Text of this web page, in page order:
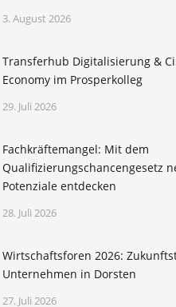
3. August 2026
Transferhub Digitalisierung &
Economy im Prosperkolleg
29. Juli 2026
Fachkräftemangel: Mit dem
Qualifizierungschancengesetz
Potenziale entdecken
28. Juli 2026
Wirtschaftsforen 2026:
Unternehmen in Dorsten
27. Juli 2026